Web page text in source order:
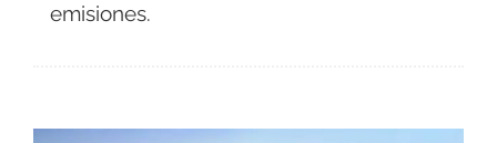
emisiones.